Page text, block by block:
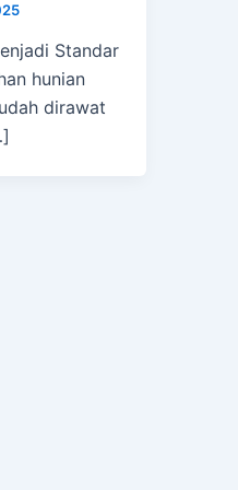
Standar
hunian
dirawat